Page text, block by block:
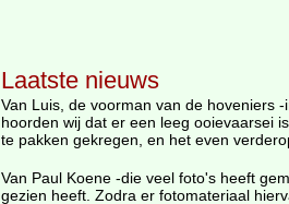
Laatste nieuws
Van Luis, de voorman van de hoveniers
hoorden wij dat er een leeg ooievaarsei
te pakken gekregen, en het even
Van Paul Koene -die veel foto's heeft
gezien heeft. Zodra er fotomateriaal